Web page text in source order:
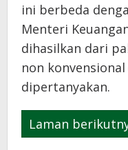
ini berbeda
Menteri
dihasilkan dari
non
dipertanyakan.
Laman